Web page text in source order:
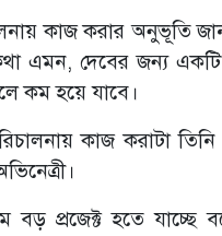
কাজ করার অনুভূতি
এমন, দেবের জন্য একটি
কম হয়ে যাবে।
কাজ করাটা
বড় প্রজেক্ট হতে যাচ্ছে